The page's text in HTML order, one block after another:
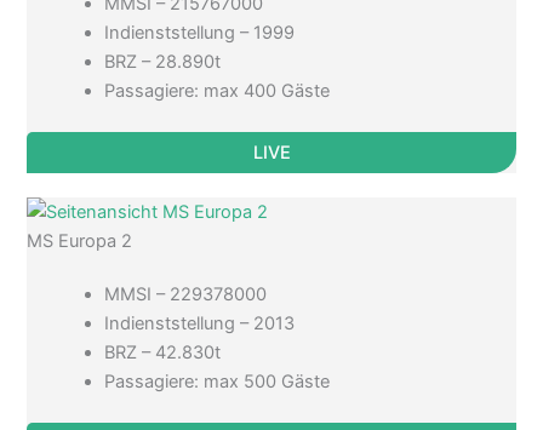
Indienststellung – 1999
BRZ – 28.890t
Passagiere: max 400 Gäste
LIVE
MS Europa 2
MMSI – 229378000
Indienststellung – 2013
BRZ – 42.830t
Passagiere: max 500 Gäste